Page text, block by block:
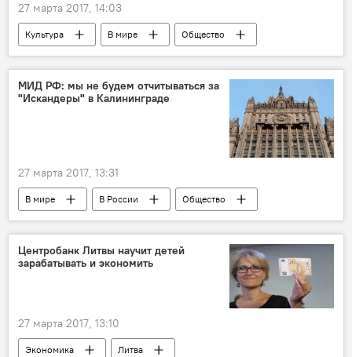
27 марта 2017, 14:03
Культура В мире
Общество
Алексей Филлиппов
конкурс
спорт
Istanbul Photo Awards
МИД РФ: мы не будем отчитываться за
"Искандеры" в Калининграде
27 марта 2017, 13:31
В мире В России
Общество
Россия
Андрей Келин
НАТО
"Искандеры"
Центробанк Литвы научит детей
зарабатывать и экономить
27 марта 2017, 13:10
Экономика
Литва